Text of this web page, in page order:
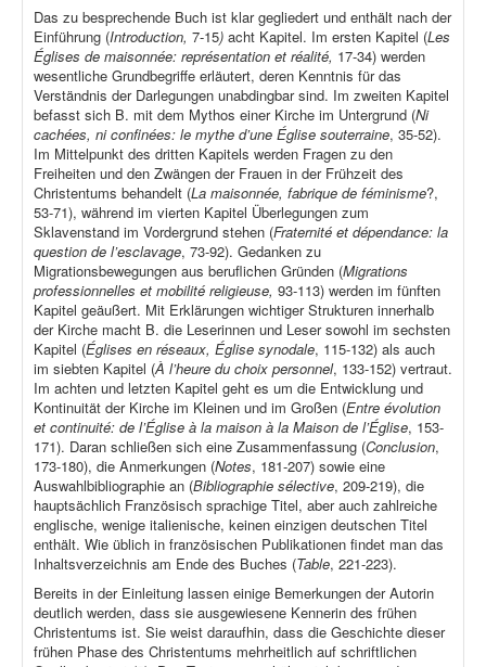
Das zu besprechende Buch ist klar gegliedert und enthält nach der
Einführung (Introduction, 7-15) acht Kapitel. Im ersten Kapitel (Les
Églises de maisonnée: représentation et réalité, 17-34) werden
wesentliche Grundbegriffe erläutert, deren Kenntnis für das
Verständnis der Darlegungen unabdingbar sind. Im zweiten Kapitel
befasst sich B. mit dem Mythos einer Kirche im Untergrund (Ni
cachées, ni confinées: le mythe d’une Église souterraine, 35-52).
Im Mittelpunkt des dritten Kapitels werden Fragen zu den
Freiheiten und den Zwängen der Frauen in der Frühzeit des
Christentums behandelt (La maisonnée, fabrique de féminisme?,
53-71), während im vierten Kapitel Überlegungen zum
Sklavenstand im Vordergrund stehen (Fraternité et dépendance: la
question de l’esclavage, 73-92). Gedanken zu
Migrationsbewegungen aus beruflichen Gründen (Migrations
professionnelles et mobilité religieuse, 93-113) werden im fünften
Kapitel geäußert. Mit Erklärungen wichtiger Strukturen innerhalb
der Kirche macht B. die Leserinnen und Leser sowohl im sechsten
Kapitel (Églises en réseaux, Église synodale, 115-132) als auch
im siebten Kapitel (À l’heure du choix personnel, 133-152) vertraut.
Im achten und letzten Kapitel geht es um die Entwicklung und
Kontinuität der Kirche im Kleinen und im Großen (Entre évolution
et continuité: de l’Église à la maison à la Maison de l’Église, 153-
171). Daran schließen sich eine Zusammenfassung (Conclusion,
173-180), die Anmerkungen (Notes, 181-207) sowie eine
Auswahlbibliographie an (Bibliographie sélective, 209-219), die
hauptsächlich Französisch sprachige Titel, aber auch zahlreiche
englische, wenige italienische, keinen einzigen deutschen Titel
enthält. Wie üblich in französischen Publikationen findet man das
Inhaltsverzeichnis am Ende des Buches (Table, 221-223).
Bereits in der Einleitung lassen einige Bemerkungen der Autorin
deutlich werden, dass sie ausgewiesene Kennerin des frühen
Christentums ist. Sie weist daraufhin, dass die Geschichte dieser
frühen Phase des Christentums mehrheitlich auf schriftlichen